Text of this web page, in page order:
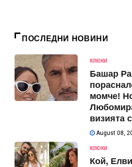
ПОСЛЕДНИ НОВИНИ
КЛЮКИ
Башар
момче!
визията
August 08,
КЛЮКИ
Кой,